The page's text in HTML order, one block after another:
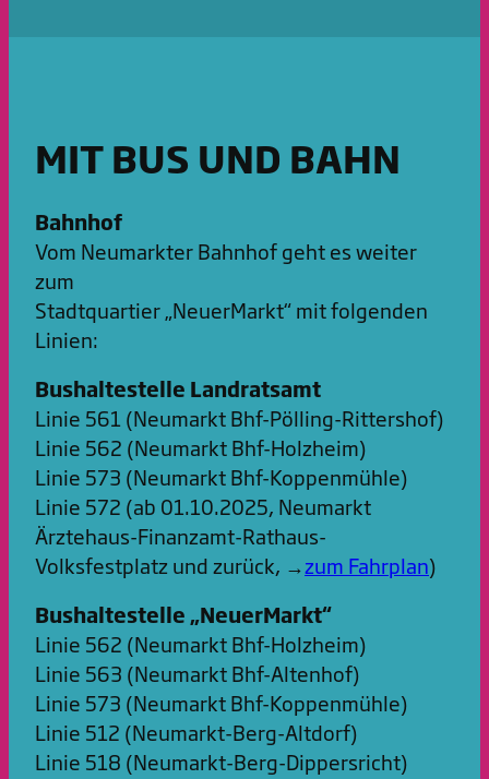
MIT BUS UND BAHN
Bahnhof
Vom Neumarkter Bahnhof geht es weiter
zum
Stadtquartier „NeuerMarkt“ mit folgenden
Linien:
Bushaltestelle Landratsamt
Linie 561 (Neumarkt Bhf-Pölling-Rittershof)
Linie 562 (Neumarkt Bhf-Holzheim)
Linie 573 (Neumarkt Bhf-Koppenmühle)
Linie 572 (ab 01.10.2025, Neumarkt
Ärztehaus-Finanzamt-Rathaus-
Volksfestplatz und zurück, →zum Fahrplan)
Bushaltestelle „NeuerMarkt“
Linie 562 (Neumarkt Bhf-Holzheim)
Linie 563 (Neumarkt Bhf-Altenhof)
Linie 573 (Neumarkt Bhf-Koppenmühle)
Linie 512 (Neumarkt-Berg-Altdorf)
Linie 518 (Neumarkt-Berg-Dippersricht)